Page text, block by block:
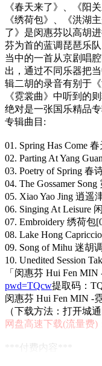
《春天来了》、《阳
《绣荷包》、《洪湖
了》是闵惠芬以高胡
芬为首的蓝调琵琶乐
当中的一首从京剧唱
出，通过不同乐器把
辑二胡的录音有别于
《霓裳曲》中听到的
绝对是一张国乐精品专
专辑曲目 :
01. Spring Has Come 春
02. Parting At Yang Guan
03. Poetry of Spring 春
04. The Gossamer Song
05. Xiao Yao Jing 逍遥
06. Singing At Leisure
07. Embroidery 绣荷包
08. Lake Hong Capriccio
09. Song of Mihu 迷胡调
10. Unedited Session
「闵惠芬 Hui Fen MIN
pwd=TQcw提取码：
闵惠芬 Hui Fen MIN -
（下载方法：打开城
网盘高速下载(流量费)
***付费内容***